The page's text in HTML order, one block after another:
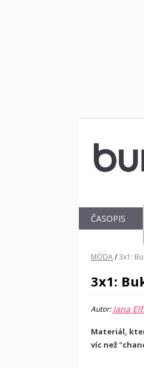
ČASOPIS
MÓDA/3x1:
3x1:
Autor:Jana
Materiál,
víc než